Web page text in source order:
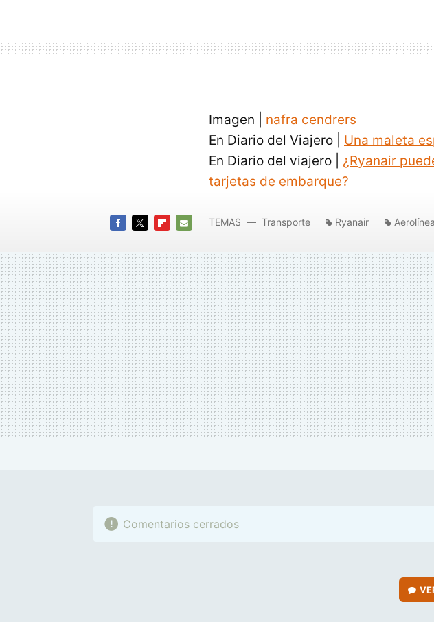
Imagen | nafra cendrers
En Diario del Viajero | Una maleta
En Diario del viajero | ¿Ryanair
tarjetas de embarque?
MAIL
TEMAS Transporte Ryanair
Comentarios cerrados